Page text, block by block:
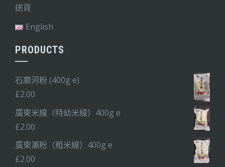
送貨
English
PRODUCTS
石磨河粉 (400g e)
£2.00
廣東米線（特幼米線）400g e
£2.00
廣東瀨粉（粗米線）400g e
£2.00